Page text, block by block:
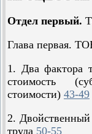
Отдел первый.
Глава первая.
1. Два фактора
стоимость
стоимости) 43-49
2. Двойственный
труда 50-55